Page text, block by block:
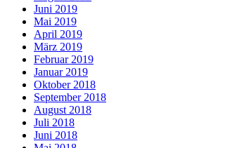
Juni 2019
Mai 2019
April 2019
März 2019
Februar 2019
Januar 2019
Oktober 2018
September 2018
August 2018
Juli 2018
Juni 2018